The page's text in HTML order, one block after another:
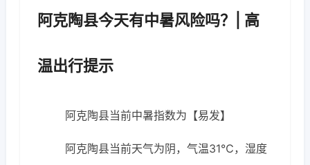
阿克陶县今天有中暑风险吗？| 高
温出行提示
阿克陶县当前中暑指数为【易发】
阿克陶县当前天气为阴，气温31℃，湿度